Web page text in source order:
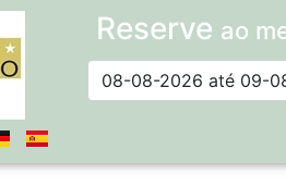
Reserve ao